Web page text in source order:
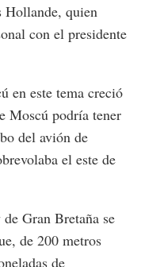
Hollande, quien
con el presidente
en este tema creció
Moscú podría tener
del avión de
el este de
Gran Bretaña se
de 200 metros
de